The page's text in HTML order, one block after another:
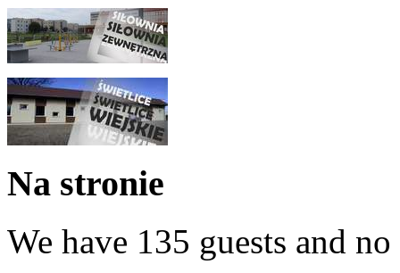
Na stronie
We have 135 guests and